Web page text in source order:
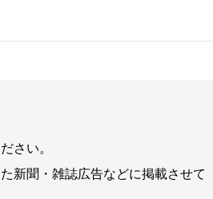
さい。
新聞・雑誌広告などに掲載させて